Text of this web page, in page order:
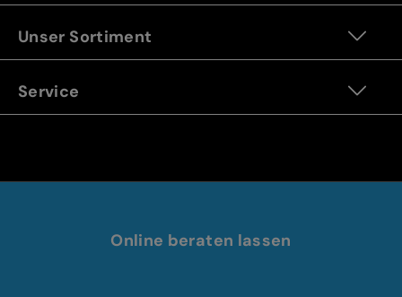
Unser Sortiment
Service
Online beraten lassen